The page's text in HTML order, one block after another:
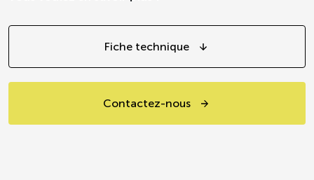
Fiche technique
Contactez-nous